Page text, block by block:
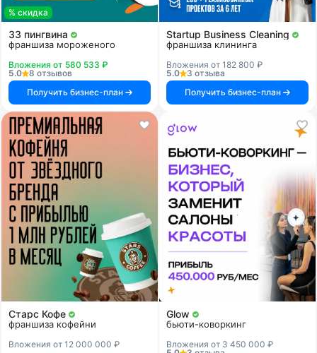
% скидка
33 пингвина
франшиза мороженого
Вложения от 580 533 ₽
5.0
8 отзывов
Получить бизнес-план
Startup Business Cleaning
франшиза клининга
Вложения от 182 800 ₽
5.0
3 отзыва
Получить бизнес-план
Старс Кофе
франшиза кофейни
Вложения от 12 000 000 ₽
Glow
бьюти-коворкинг
Вложения от 3 450 000 ₽